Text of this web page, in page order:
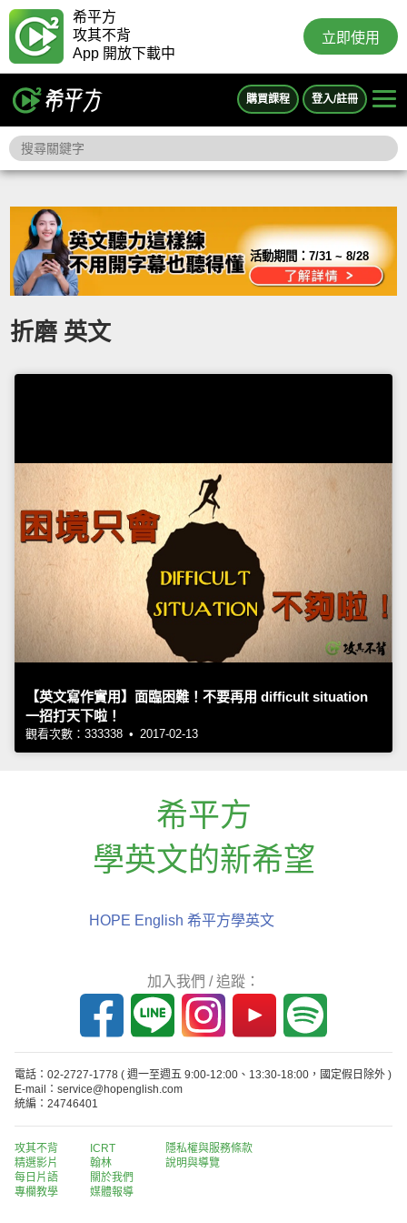
希平方
攻其不背
App 開放下載中
立即使用
購買課程 登入/註冊
活動期間：7/31 ~ 8/28
折磨 英文
【英文寫作實用】面臨困難！不要再用 difficult situation
一招打天下啦！
觀看次數：333338 • 2017-02-13
希平方
學英文的新希望
HOPE English 希平方學英文
加入我們 / 追蹤：
電話：02-2727-1778 ( 週一至週五 9:00-12:00、13:30-18:00，國定假日除外 )
E-mail：service@hopenglish.com
統編：24746401
攻其不背
精選影片
每日片語
專欄教學
ICRT
翰林
關於我們
媒體報導
隱私權與服務條款
說明與導覽